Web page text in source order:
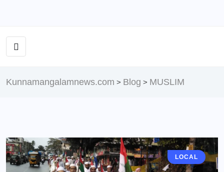
Kunnamangalamnews.com > Blog > MUSLIM
LOCAL